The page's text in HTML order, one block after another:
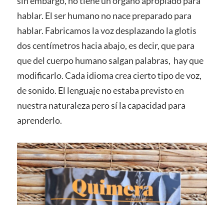
hablar. El ser humano no nace preparado para
hablar. Fabricamos la voz desplazando la glotis
dos centímetros hacia abajo, es decir, que para
que del cuerpo humano salgan palabras, hay que
modificarlo. Cada idioma crea cierto tipo de voz,
de sonido. El lenguaje no estaba previsto en
nuestra naturaleza pero sí la capacidad para
aprenderlo.